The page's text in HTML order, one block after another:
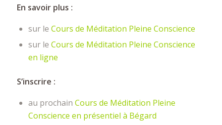
En savoir plus :
sur le Cours de Méditation Pleine Conscience
sur le Cours de Méditation Pleine Conscience
en ligne
S’inscrire :
au prochain Cours de Méditation Pleine
Conscience en présentiel à Bégard